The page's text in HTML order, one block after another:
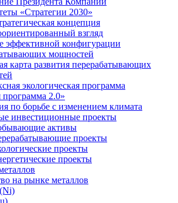
«Стратегии 2030»
концепция
взгляд
эффективной конфигурации
мощностей
карта развития перерабатывающих
экологическая программа
программа 2.0»
по борьбе с изменением климата
инвестиционные проекты
активы
проекты
проекты
проекты
на рынке металлов